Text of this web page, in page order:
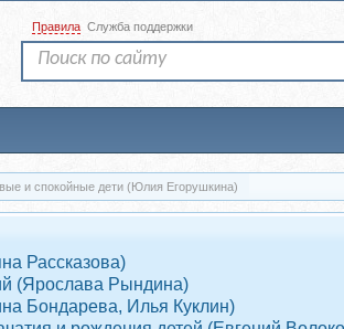
Правила Служба поддержки
и спокойные дети (Юлия Егорушкина)
Рассказова)
(Ярослава Рындина)
Бондарева, Илья Куклин)